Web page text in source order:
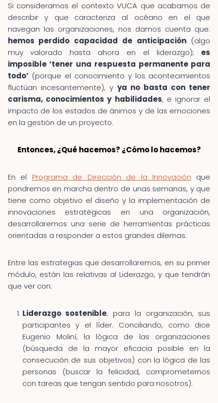
Si consideramos el contexto VUCA que acabamos de
describir y que caracteriza al océano en el que
navegan las organizaciones, nos damos cuenta que:
hemos perdido capacidad de anticipación(algo
muy valorado hasta ahora en el liderazgo); es
imposible ‘tener una respuesta permanente para
todo’ (porque el conocimiento y los acontecimientos
fluctúan incesantemente), y ya no basta con tener
carisma, conocimientos y habilidades, e ignorar el
impacto de los estados de ánimos y de las emociones
en la gestión de un proyecto.
Entonces, ¿Qué hacemos? ¿Cómo lo hacemos?
En el Programa de Dirección de la Innovación que
pondremos en marcha dentro de unas semanas, y que
tiene como objetivo el diseño y la implementación de
innovaciones estratégicas en una organización,
desarrollaremos una serie de herramientas prácticas
orientadas a responder a estos grandes dilemas.
Entre las estrategias que desarrollaremos, en su primer
módulo, están las relativas al Liderazgo, y que tendrán
que ver con:
Liderazgo sostenible, para la organización, sus
participantes y el líder. Conciliando, como dice
Eugenio Moliní, la lógica de las organizaciones
(búsqueda de la mayor eficacia posible en la
consecución de sus objetivos) con la lógica de las
personas (buscar la felicidad, comprometernos
con tareas que tengan sentido para nosotros).